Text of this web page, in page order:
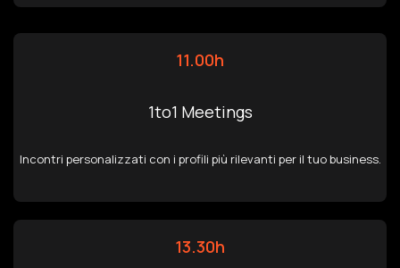
11.00h
1to1 Meetings
Incontri personalizzati con i profili più rilevanti per il tuo business.
13.30h